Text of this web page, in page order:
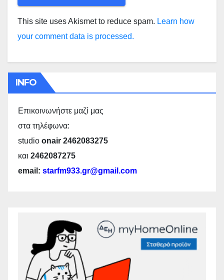
This site uses Akismet to reduce spam. Learn how
your comment data is processed.
INFO
Επικοινωνήστε μαζί μας
στα τηλέφωνα:
studio onair 2462083275
και 2462087275
email: starfm933.gr@gmail.com